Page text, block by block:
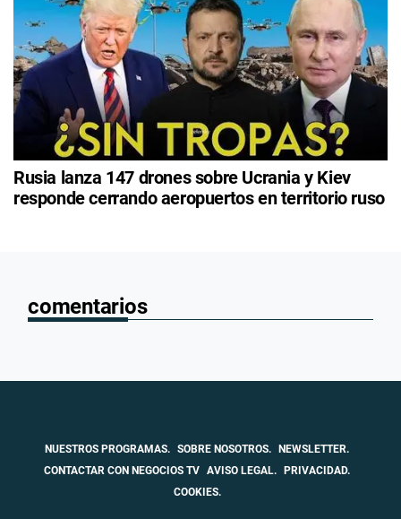
Rusia lanza 147 drones sobre Ucrania y Kiev
responde cerrando aeropuertos en territorio ruso
comentarios
NUESTROS PROGRAMAS. SOBRE NOSOTROS.
NEWSLETTER.
CONTACTAR CON NEGOCIOS TV AVISO LEGAL.
PRIVACIDAD.
COOKIES.